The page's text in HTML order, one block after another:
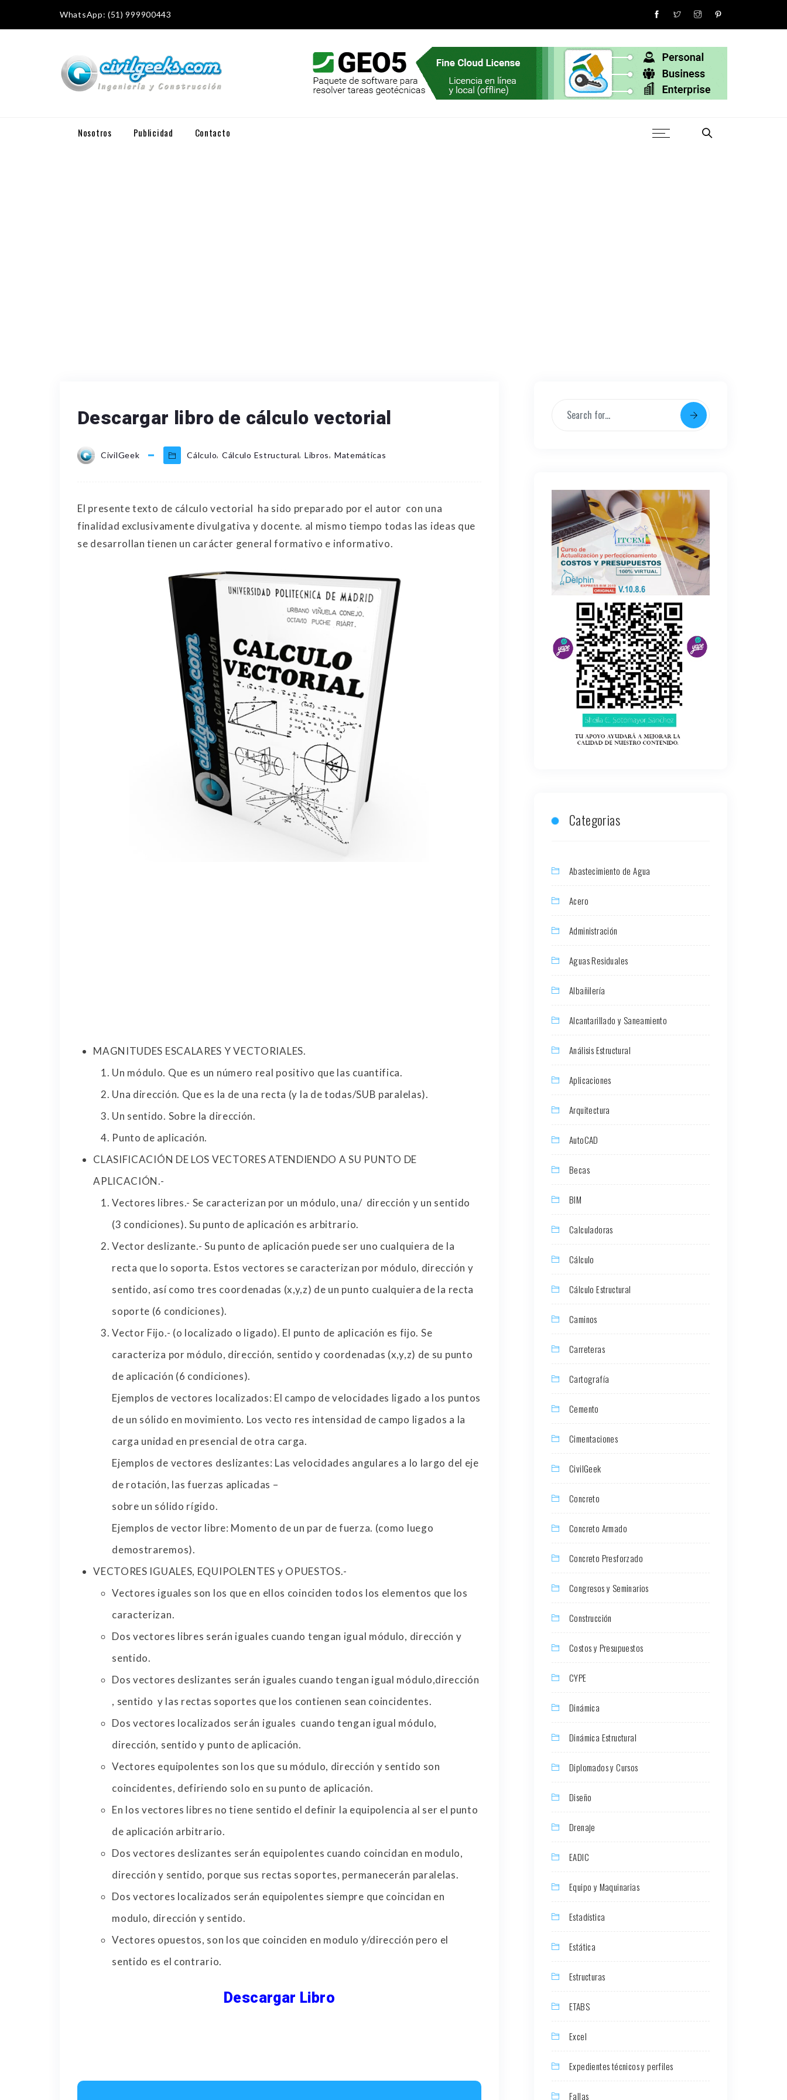
WhatsApp: (51) 999900443
Nosotros Publicidad Contacto
Descargar libro de cálculo vectorial
CivilGeek Cálculo, Cálculo Estructural, Libros, Matemáticas
El presente texto de cálculo vectorial ha sido preparado por el autor con una
finalidad exclusivamente divulgativa y docente. al mismo tiempo todas las ideas que
se desarrollan tienen un carácter general formativo e informativo.
MAGNITUDES ESCALARES Y VECTORIALES.
Un módulo. Que es un número real positivo que las cuantifica.
Una dirección. Que es la de una recta (y la de todas/SUB paralelas).
Un sentido. Sobre la dirección.
Punto de aplicación.
CLASIFICACIÓN DE LOS VECTORES ATENDIENDO A SU PUNTO DE
APLICACIÓN.-
Vectores libres.- Se caracterizan por un módulo, una/ dirección y un sentido
(3 condiciones). Su punto de aplicación es arbitrario.
Vector deslizante.- Su punto de aplicación puede ser uno cualquiera de la
recta que lo soporta. Estos vectores se caracterizan por módulo, dirección y
sentido, así como tres coordenadas (x,y,z) de un punto cualquiera de la recta
soporte (6 condiciones).
Vector Fijo.- (o localizado o ligado). El punto de aplicación es fijo. Se
caracteriza por módulo, dirección, sentido y coordenadas (x,y,z) de su punto
de aplicación (6 condiciones).
Ejemplos de vectores localizados: El campo de velocidades ligado a los puntos
de un sólido en movimiento. Los vecto res intensidad de campo ligados a la
carga unidad en presencial de otra carga.
Ejemplos de vectores deslizantes: Las velocidades angulares a lo largo del eje
de rotación, las fuerzas aplicadas –
sobre un sólido rígido.
Ejemplos de vector libre: Momento de un par de fuerza. (como luego
demostraremos).
VECTORES IGUALES, EQUIPOLENTES y OPUESTOS.-
Vectores iguales son los que en ellos coinciden todos los elementos que los
caracterizan.
Dos vectores libres serán iguales cuando tengan igual módulo, dirección y
sentido.
Dos vectores deslizantes serán iguales cuando tengan igual módulo,dirección
, sentido y las rectas soportes que los contienen sean coincidentes.
Dos vectores localizados serán iguales cuando tengan igual módulo,
dirección, sentido y punto de aplicación.
Vectores equipolentes son los que su módulo, dirección y sentido son
coincidentes, defiriendo solo en su punto de aplicación.
En los vectores libres no tiene sentido el definir la equipolencia al ser el punto
de aplicación arbitrario.
Dos vectores deslizantes serán equipolentes cuando coincidan en modulo,
dirección y sentido, porque sus rectas soportes, permanecerán paralelas.
Dos vectores localizados serán equipolentes siempre que coincidan en
modulo, dirección y sentido.
Vectores opuestos, son los que coinciden en modulo y/dirección pero el
sentido es el contrario.
Descargar Libro
Categorias
Abastecimiento de Agua
Acero
Administración
Aguas Residuales
Albañilería
Alcantarillado y Saneamiento
Análisis Estructural
Aplicaciones
Arquitectura
AutoCAD
Becas
BIM
Calculadoras
Cálculo
Cálculo Estructural
Caminos
Carreteras
Cartografía
Cemento
Cimentaciones
CivilGeek
Concreto
Concreto Armado
Concreto Presforzado
Congresos y Seminarios
Construcción
Costos y Presupuestos
CYPE
Dinámica
Dinámica Estructural
Diplomados y Cursos
Diseño
Drenaje
EADIC
Equipo y Maquinarias
Estadística
Estática
Estructuras
ETABS
Excel
Expedientes técnicos y perfiles
Fallas